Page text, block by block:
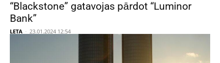
“Blackstone” gatavojas pārdot “Luminor
Bank”
LETA - 23.01.2024 12:54